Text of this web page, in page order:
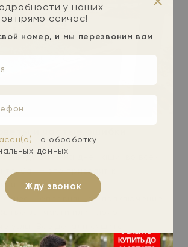
воду даже на дне чаши, во всех
трубах – это приводит к
и разрыву.
сливе: неправильное подключение
у наших
прямо сейчас!
номер, и мы перезвоним вам
на обработку
данных
Жду звонок